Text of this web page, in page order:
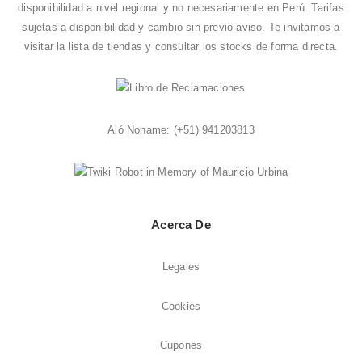
disponibilidad a nivel regional y no necesariamente en Perú. Tarifas
sujetas a disponibilidad y cambio sin previo aviso. Te invitamos a
visitar la lista de tiendas y consultar los stocks de forma directa.
Aló Noname: (+51) 941203813
Acerca De
Legales
Cookies
Cupones